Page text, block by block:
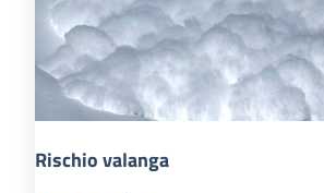
Rischio valanga